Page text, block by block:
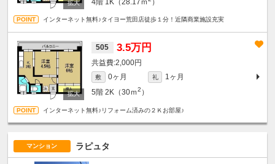
インターネット無料♪タイヨー荒田店徒歩１分！近隣商業施設充実
505 3.5万円
2,000円
敷 0ヶ月 礼
1ヶ月
5階 2K（30ｍ2 ）
インターネット無料♪リフォーム済みの２Ｋお部屋♪
マンション ラピュタ